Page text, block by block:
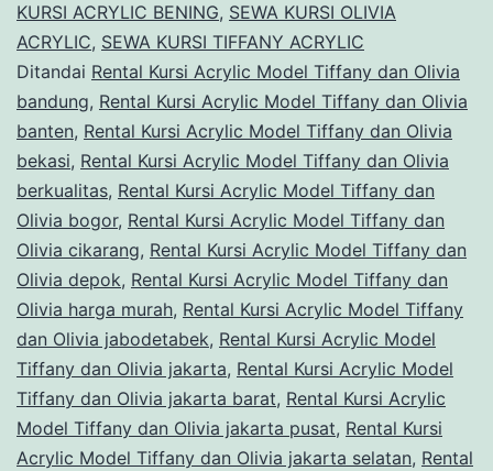
dan
Olivia
Jakarta
KURSI ACRYLIC BENING, SEWA KURSI OLIVIA
ACRYLIC, SEWA KURSI TIFFANY ACRYLIC
Ditandai Rental Kursi Acrylic Model Tiffany dan Olivia
bandung, Rental Kursi Acrylic Model Tiffany dan Olivia
banten, Rental Kursi Acrylic Model Tiffany dan Olivia
bekasi, Rental Kursi Acrylic Model Tiffany dan Olivia
berkualitas, Rental Kursi Acrylic Model Tiffany dan
Olivia bogor, Rental Kursi Acrylic Model Tiffany dan
Olivia cikarang, Rental Kursi Acrylic Model Tiffany dan
Olivia depok, Rental Kursi Acrylic Model Tiffany dan
Olivia harga murah, Rental Kursi Acrylic Model Tiffany
dan Olivia jabodetabek, Rental Kursi Acrylic Model
Tiffany dan Olivia jakarta, Rental Kursi Acrylic Model
Tiffany dan Olivia jakarta barat, Rental Kursi Acrylic
Model Tiffany dan Olivia jakarta pusat, Rental Kursi
Acrylic Model Tiffany dan Olivia jakarta selatan, Rental